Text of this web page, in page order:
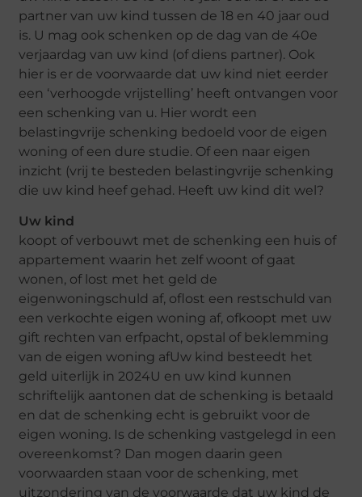
partner van uw kind tussen de 18 en 40 jaar oud
is. U mag ook schenken op de dag van de 40e
verjaardag van uw kind (of diens partner). Ook
hier is er de voorwaarde dat uw kind niet eerder
een ‘verhoogde vrijstelling’ heeft ontvangen voor
een schenking van u. Hier wordt een
belastingvrije schenking bedoeld voor de eigen
woning of een dure studie. Of een naar eigen
inzicht (vrij te besteden belastingvrije schenking
die uw kind heef gehad. Heeft uw kind dit wel?
Uw kind
koopt of verbouwt met de schenking een huis of
appartement waarin het zelf woont of gaat
wonen, of lost met het geld de
eigenwoningschuld af, oflost een restschuld van
een verkochte eigen woning af, ofkoopt met uw
gift rechten van erfpacht, opstal of beklemming
van de eigen woning afUw kind besteedt het
geld uiterlijk in 2024U en uw kind kunnen
schriftelijk aantonen dat de schenking is betaald
en dat de schenking echt is gebruikt voor de
eigen woning. Is de schenking vastgelegd in een
overeenkomst? Dan mogen daarin geen
voorwaarden staan voor de schenking, met
uitzondering van de voorwaarde dat uw kind de